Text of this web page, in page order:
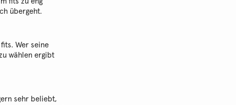
übergeht.
Wer seine
wählen ergibt
sehr beliebt,